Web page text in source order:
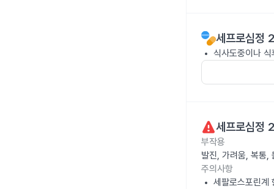
세프로심
식사도중이나
세프로심
부작용
발진, 가려움, 복통,
주의사항
세팔로스포린계